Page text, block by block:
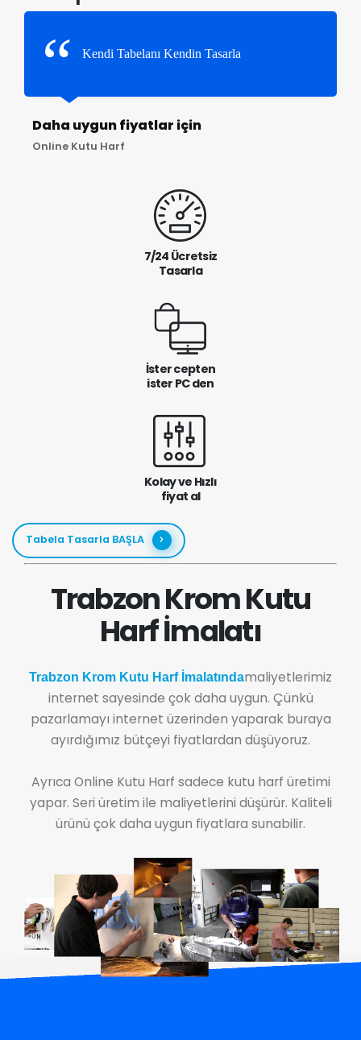
Kendi Tabelanı Kendin Tasarla
Daha uygun fiyatlar için
Online Kutu Harf
7/24 Ücretsiz
Tasarla
İster cepten
ister PC den
Kolay ve Hızlı
fiyat al
Tabela Tasarla BAŞLA
Trabzon Krom Kutu
Harf İmalatı
Trabzon Krom Kutu Harf İmalatındamaliyetlerimiz
internet sayesinde çok daha uygun. Çünkü
pazarlamayı internet üzerinden yaparak buraya
ayırdığımız bütçeyi fiyatlardan düşüyoruz.
Ayrıca Online Kutu Harf sadece kutu harf üretimi
yapar. Seri üretim ile maliyetlerini düşürür. Kaliteli
ürünü çok daha uygun fiyatlara sunabilir.